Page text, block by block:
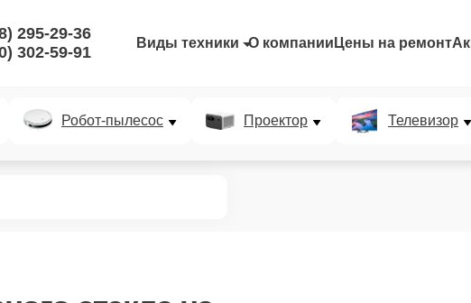
295-29-36
302-59-91
Виды техники О компании Цены на ремонт
Робот-пылесос Проектор Телевизор